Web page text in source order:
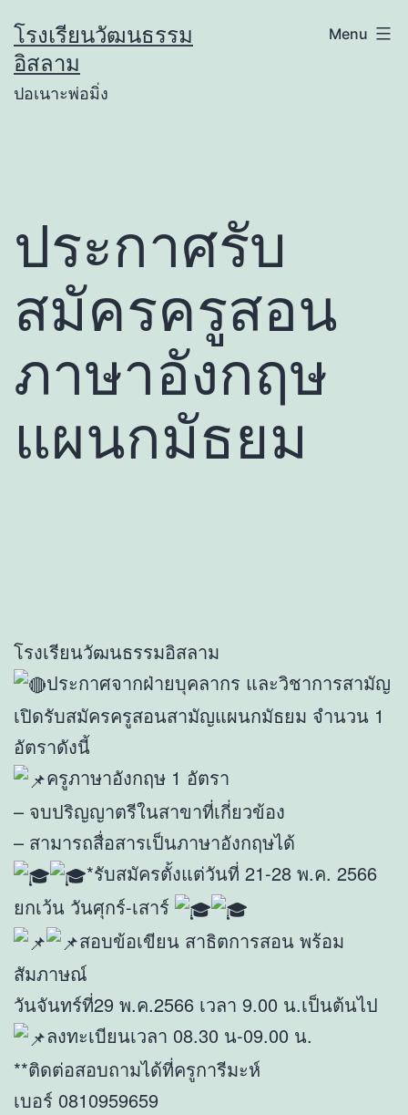
to
content
โรงเรียนวัฒนธรรม
อิสลาม
ปอเนาะพ่อมิ่ง
Menu
ประกาศรับ
สมัครครูสอน
ภาษาอังกฤษ
แผนกมัธยม
โรงเรียนวัฒนธรรมอิสลาม
ประกาศจากฝ่ายบุคลากร และวิชาการสามัญ
เปิดรับสมัครครูสอนสามัญแผนกมัธยม จำนวน 1
อัตราดังนี้
ครูภาษาอังกฤษ 1 อัตรา
– จบปริญญาตรีในสาขาที่เกี่ยวข้อง
– สามารถสื่อสารเป็นภาษาอังกฤษได้
*รับสมัครตั้งแต่วันที่ 21-28 พ.ค. 2566
ยกเว้น วันศุกร์-เสาร์
สอบข้อเขียน สาธิตการสอน พร้อม
สัมภาษณ์
วันจันทร์ที่29 พ.ค.2566 เวลา 9.00 น.เป็นต้นไป
ลงทะเบียนเวลา 08.30 น-09.00 น.
**ติดต่อสอบถามได้ที่ครูการีมะห์
เบอร์ 0810959659